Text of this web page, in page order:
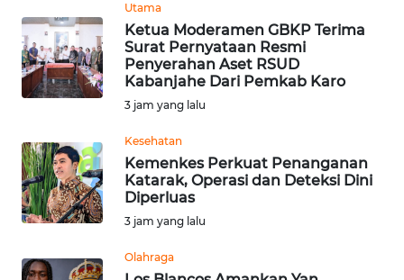
Utama
Ketua Moderamen GBKP Terima
Surat Pernyataan Resmi
Penyerahan Aset RSUD
Kabanjahe Dari Pemkab Karo
3 jam yang lalu
Kesehatan
Kemenkes Perkuat Penanganan
Katarak, Operasi dan Deteksi Dini
Diperluas
3 jam yang lalu
Olahraga
KARIR
DISCLAIMER
Regional
WN
SUMUT
WN